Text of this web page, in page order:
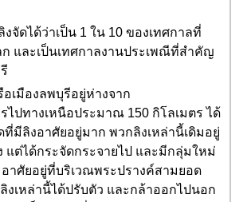
จัดได้ว่าเป็น 1 ใน 10 ของเทศกาลที่
และเป็นเทศกาลงานประเพณีที่สำคัญ
เมืองลพบุรีอยู่ห่างจาก
ไปทางเหนือประมาณ 150 กิโลเมตร ได้
ที่มีลิงอาศัยอยู่มาก พวกลิงเหล่านี้เดิมอยู่
แต่ได้กระจัดกระจายไป และมีกลุ่มใหม่
าศัยอยู่ที่บริเวณพระปรางค์สามยอด
ลิงเหล่านี้ได้ปรับตัว และกล้าออกไปนอก